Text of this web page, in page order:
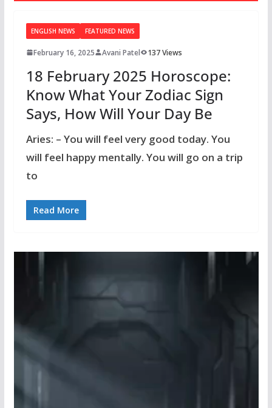
ENGLISH NEWS FEATURED NEWS
February 16, 2025 Avani Patel 137 Views
18 February 2025 Horoscope:
Know What Your Zodiac Sign
Says, How Will Your Day Be
Aries: – You will feel very good today. You
will feel happy mentally. You will go on a trip
to
Read More